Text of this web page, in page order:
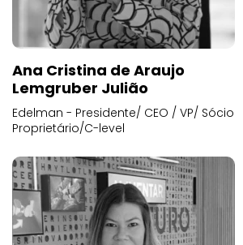
Ana Cristina de Araujo
Lemgruber Julião
Edelman - Presidente/ CEO / VP/ Sócio
Proprietário/C-level